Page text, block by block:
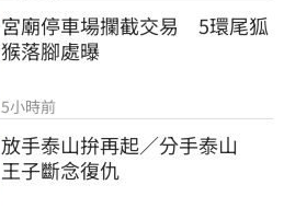
宮廟停車場攔截交易　5環尾狐
猴落腳處曝
5小時前
放手泰山拚再起／分手泰山
王子斷念復仇